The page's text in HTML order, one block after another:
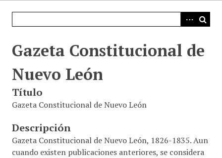
Gazeta Constitucional de
Nuevo León
Título
Gazeta Constitucional de Nuevo León
Descripción
Gazeta Constitucional de Nuevo León, 1826-1835. Aun
cuando existen publicaciones anteriores, se considera